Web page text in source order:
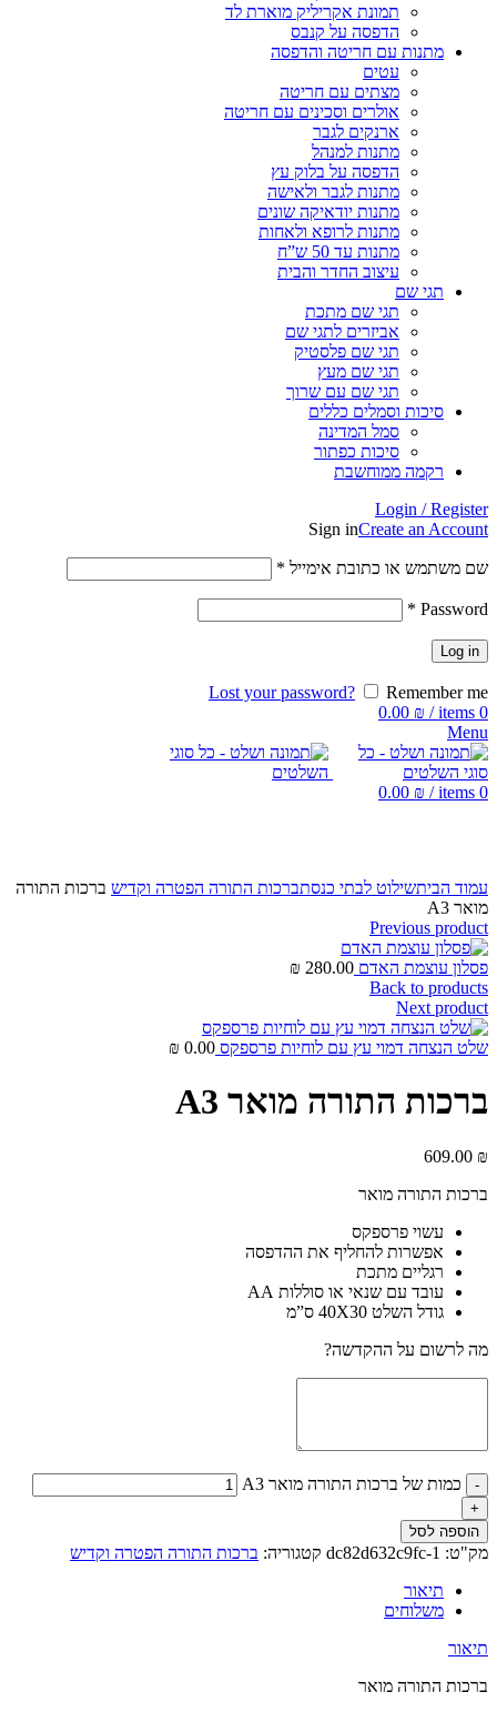
תמונת אקריליק מוארת לד
הדפסה על קנבס
מתנות עם חריטה והדפסה
עטים
מצתים עם חריטה
אולרים וסכינים עם חריטה
ארנקים לגבר
מתנות למנהל
הדפסה על בלוק עץ
מתנות לגבר ולאישה
מתנות יודאיקה שונים
מתנות לרופא ולאחות
מתנות עד 50 ש”ח
עיצוב החדר והבית
תגי שם
תגי שם מתכת
אביזרים לתגי שם
תגי שם פלסטיק
תגי שם מעץ
תגי שם עם שרוך
סיכות וסמלים כללים
סמל המדינה
סיכות כפתור
רקמה ממוחשבת
Login / Register
Sign inCreate an Account
שם משתמש או כתובת אימייל *
Password
*
Log in
Lost your password?
Remember me
0
items
/
0.00 ₪
Menu
0
items
/
0.00 ₪
עמוד הביתשילוט לבתי כנסתברכות התורה הפטרה וקדיש ברכות התורה
מואר A3
Previous product
פסלון עוצמת האדם 280.00
₪
Back to products
Next product
שלט הנצחה דמוי עץ עם לוחיות פרספקס 0.00
₪
ברכות התורה מואר A3
609.00 ₪
ברכות התורה מואר
עשוי פרספקס
אפשרות להחליף את ההדפסה
רגליים מתכת
עובד עם שנאי או סוללות AA
גודל השלט 40X30 ס”מ
מה לרשום על ההקדשה?
כמות של ברכות התורה מואר A3
הוספה לסל
מק"ט: dc82d632c9fc-1 קטגוריה: ברכות התורה הפטרה וקדיש
תיאור
משלוחים
תיאור
ברכות התורה מואר